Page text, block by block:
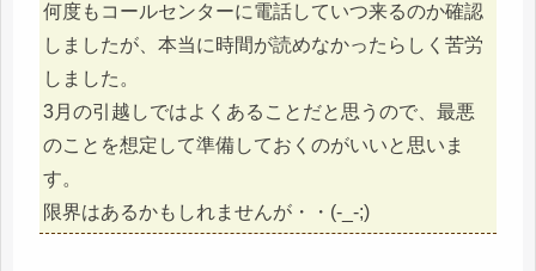
何度もコールセンターに電話していつ来るのか確認
しましたが、本当に時間が読めなかったらしく苦労
しました。
3月の引越しではよくあることだと思うので、最悪
のことを想定して準備しておくのがいいと思いま
す。
限界はあるかもしれませんが・・(-_-;)